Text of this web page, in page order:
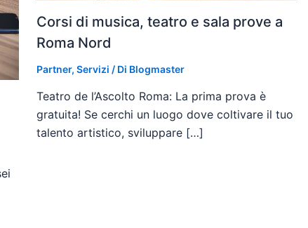
Corsi di musica, teatro e sala prove a
Roma Nord
Partner, Servizi / Di Blogmaster
Teatro de l’Ascolto Roma: La prima prova è
gratuita! Se cerchi un luogo dove coltivare il tuo
talento artistico, sviluppare […]